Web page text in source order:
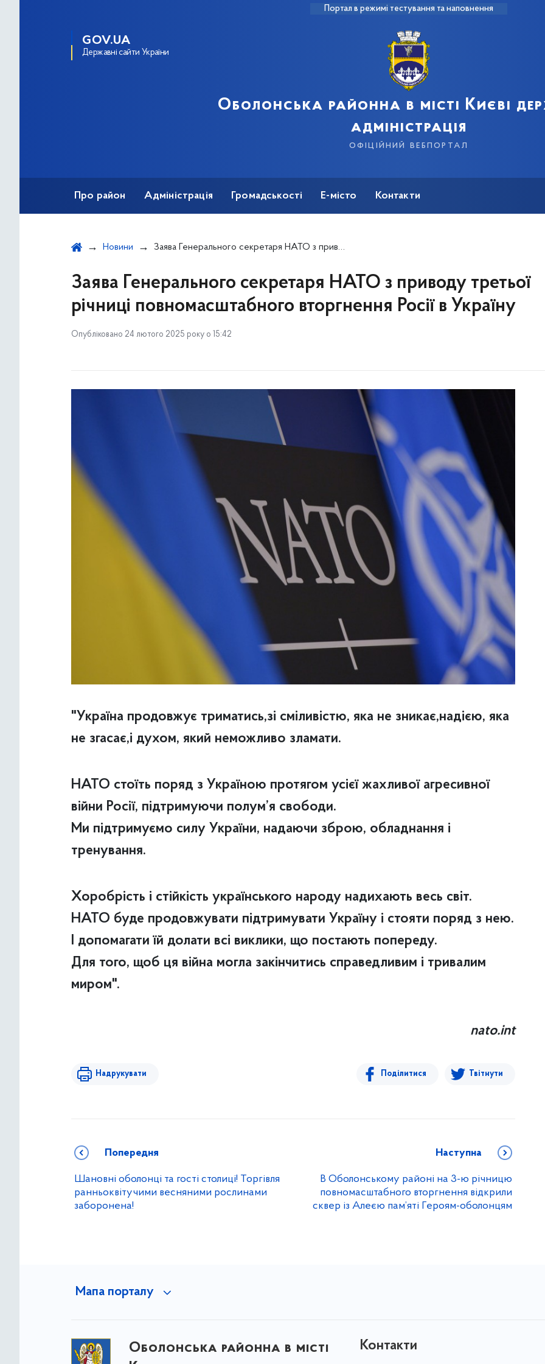
Портал в режимі тестування та наповнення
GOV.UA
Державні сайти України
Оболонська районна в місті Києві
адміністрація
офіційний вебпортал
Про район Адміністрація Громадськості Е-місто Контакти
Новини Заява Генерального секретаря НАТО з приводу третьої річниці повномасштабного вторгнення Росії в Україну
Заява Генерального секретаря НАТО з приводу третьої
річниці повномасштабного вторгнення Росії в Україну
Опубліковано 24 лютого 2025 року о 15:42
"Україна продовжує триматись,зі сміливістю, яка не зникає,надією, яка
не згасає,і духом, який неможливо зламати.
НАТО стоїть поряд з Україною протягом усієї жахливої агресивної
війни Росії, підтримуючи полум’я свободи.
Ми підтримуємо силу України, надаючи зброю, обладнання і
тренування.
Хоробрість і стійкість українського народу надихають весь світ.
НАТО буде продовжувати підтримувати Україну і стояти поряд з нею.
І допомагати їй долати всі виклики, що постають попереду.
Для того, щоб ця війна могла закінчитись справедливим і тривалим
миром".
nato.int
Надрукувати Поділитися Твітнути
Попередня
Шановні оболонці та гості столиці! Торгівля
ранньоквітучими весняними рослинами
заборонена!
Наступна
В Оболонському районі на 3-ю річницю
повномасштабного вторгнення відкрили
сквер із Алеєю пам’яті Героям-оболонцям
Мапа порталу
Оболонська районна в місті
Контакти